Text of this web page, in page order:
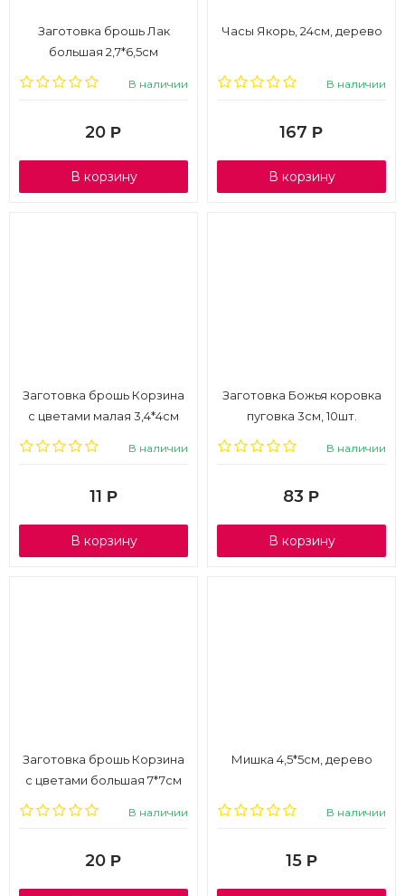
Заготовка брошь Лак
большая 2,7*6,5см
В наличии
20 Р
В корзину
Часы Якорь, 24см, дерево
В наличии
167 Р
В корзину
Заготовка брошь Корзина
с цветами малая 3,4*4см
В наличии
11 Р
В корзину
Заготовка Божья коровка
пуговка 3см, 10шт.
В наличии
83 Р
В корзину
Заготовка брошь Корзина
с цветами большая 7*7см
В наличии
20 Р
Мишка 4,5*5см, дерево
В наличии
15 Р